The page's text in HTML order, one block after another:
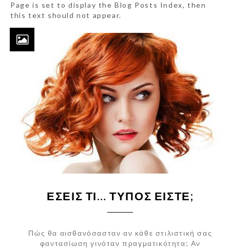
Page is set to display the Blog Posts Index, then
this text should not appear.
ΕΣΕΊΣ ΤΙ… ΤΎΠΟΣ ΕΊΣΤΕ;
Πώς θα αισθανόσασταν αν κάθε στιλιστική σας
φαντασίωση γινόταν πραγματικότητα; Αν